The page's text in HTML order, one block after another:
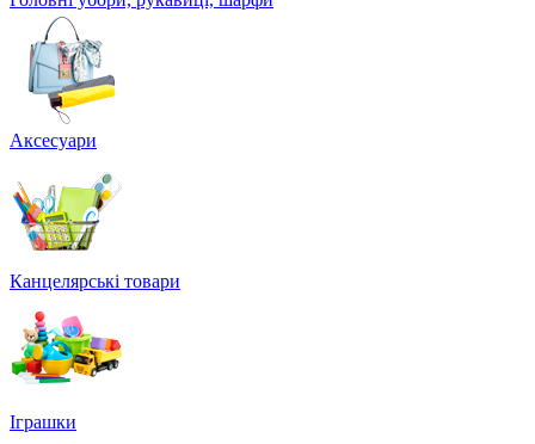
Аксесуари
Канцелярські товари
Іграшки